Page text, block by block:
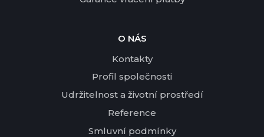
O NÁS
Kontakty
Profil společnosti
Udržitelnost a životní prostředí
Reference
Smluvní podmínky